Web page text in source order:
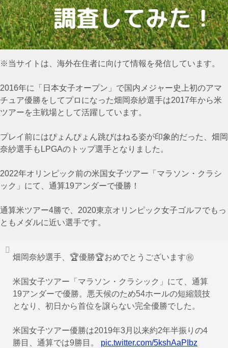
※当サイトは、海外在住者に向けて情報を発信しています。
2016年に「日本女子オープン」で国内メジャー史上初のアマ
チュア優勝をしてプロになった畑岡奈紗選手は2017年から米
ツアーを主戦場として活躍しています。
プレイ前にはぴょんぴょん跳びはねる姿が印象的だった、 畑岡
奈紗選手もLPGAのトップ選手となりました。
2022年オリンピック前の米国女子ツアー「マラソン・クラシ
ック」にて、通算19アンダーで優勝！
通算米ツアー4勝で、2020東京オリンピック女子ゴルフでもっ
ともメダルに近い選手です。
畑岡奈紗選手、🏆優勝🏆おめでとうございます㊗
米国女子ツアー「マラソン・クラシック」にて、通算
19アンダーで優勝。悪天候のため54ホールの短縮競技
となり、初日から首位を譲らない完全優勝でした。
米国女子ツアー優勝は2019年3月以来約2年半振りの4
勝目、通算では9勝目。 pic.twitter.com/5kshAaPIbz